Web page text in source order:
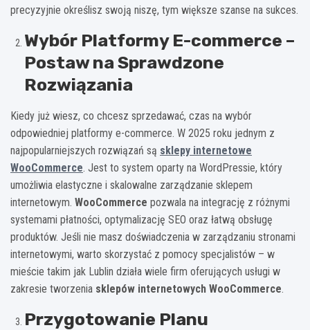
precyzyjnie określisz swoją niszę, tym większe szanse na sukces.
Wybór Platformy E-commerce –
Postaw na Sprawdzone
Rozwiązania
Kiedy już wiesz, co chcesz sprzedawać, czas na wybór
odpowiedniej platformy e-commerce. W 2025 roku jednym z
najpopularniejszych rozwiązań są sklepy internetowe
WooCommerce. Jest to system oparty na WordPressie, który
umożliwia elastyczne i skalowalne zarządzanie sklepem
internetowym. WooCommerce pozwala na integrację z różnymi
systemami płatności, optymalizację SEO oraz łatwą obsługę
produktów. Jeśli nie masz doświadczenia w zarządzaniu stronami
internetowymi, warto skorzystać z pomocy specjalistów – w
mieście takim jak Lublin działa wiele firm oferujących usługi w
zakresie tworzenia sklepów internetowych WooCommerce.
Przygotowanie Planu